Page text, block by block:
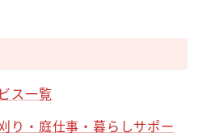
ス一覧
り・庭仕事・暮らしサポー